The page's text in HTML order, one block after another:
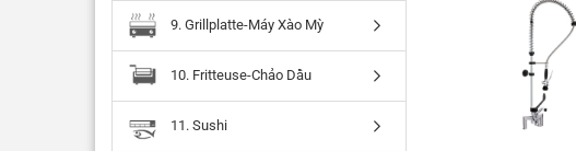
9. Grillplatte-Máy Xào Mỳ
10. Fritteuse-Chảo Dầu
11. Sushi